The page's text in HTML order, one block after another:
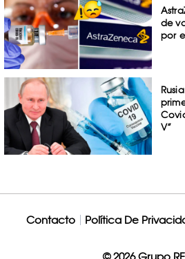
de
por
V”
Contacto Política De
© 2026 Grupo